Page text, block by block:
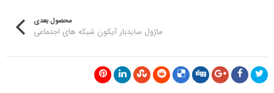
محصول بعدی
ماژول سایدبار آیکون شبکه های اجتماعی